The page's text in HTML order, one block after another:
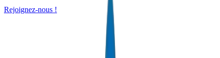
Rejoignez-nous !